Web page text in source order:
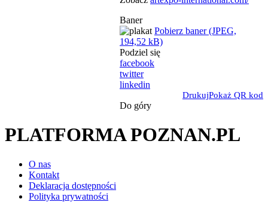
Baner
Pobierz baner (JPEG,
194,52 kB)
Podziel się
facebook
twitter
linkedin
DrukujPokaż QR kod
Do góry
PLATFORMA POZNAN.PL
O nas
Kontakt
Deklaracja dostępności
Polityka prywatności